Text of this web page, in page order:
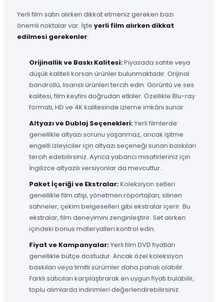
Yerli film satın alırken dikkat etmeniz gereken bazı
önemli noktalar var. İşte yerli film alırken dikkat
edilmesi gerekenler:
Orijinallik ve Baskı Kalitesi:Piyasada sahte veya
düşük kaliteli korsan ürünler bulunmaktadır. Orijinal
bandrollü, lisanslı ürünleri tercih edin. Görüntü ve ses
kalitesi, film keyfini doğrudan etkiler. Özellikle Blu-ray
formatı, HD ve 4K kalitesinde izleme imkânı sunar.
Altyazı ve Dublaj Seçenekleri:Yerli filmlerde
genellikle altyazı sorunu yaşanmaz, ancak işitme
engelli izleyiciler için altyazı seçeneği sunan baskıları
tercih edebilirsiniz. Ayrıca yabancı misafirleriniz için
İngilizce altyazılı versiyonlar da mevcuttur.
Paket İçeriği ve Ekstralar:Koleksiyon setleri
genellikle film afişi, yönetmen röportajları, silinen
sahneler, çekim belgeselleri gibi ekstralar içerir. Bu
ekstralar, film deneyimini zenginleştirir. Set alırken
içindeki bonus materyalleri kontrol edin.
Fiyat ve Kampanyalar:Yerli film DVD fiyatları
genellikle bütçe dostudur. Ancak özel koleksiyon
baskıları veya limitli sürümler daha pahalı olabilir.
Farklı satıcıları karşılaştırarak en uygun fiyatı bulabilir,
toplu alımlarda indirimleri değerlendirebilirsiniz.